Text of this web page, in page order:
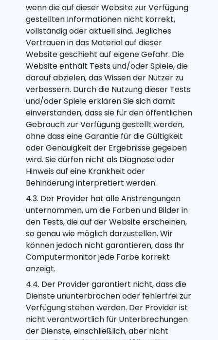
wenn die auf dieser Website zur Verfügung
gestellten Informationen nicht korrekt,
vollständig oder aktuell sind. Jegliches
Vertrauen in das Material auf dieser
Website geschieht auf eigene Gefahr. Die
Website enthält Tests und/oder Spiele, die
darauf abzielen, das Wissen der Nutzer zu
verbessern. Durch die Nutzung dieser Tests
und/oder Spiele erklären Sie sich damit
einverstanden, dass sie für den öffentlichen
Gebrauch zur Verfügung gestellt werden,
ohne dass eine Garantie für die Gültigkeit
oder Genauigkeit der Ergebnisse gegeben
wird. Sie dürfen nicht als Diagnose oder
Hinweis auf eine Krankheit oder
Behinderung interpretiert werden.
4.3. Der Provider hat alle Anstrengungen
unternommen, um die Farben und Bilder in
den Tests, die auf der Website erscheinen,
so genau wie möglich darzustellen. Wir
können jedoch nicht garantieren, dass Ihr
Computermonitor jede Farbe korrekt
anzeigt.
4.4. Der Provider garantiert nicht, dass die
Dienste ununterbrochen oder fehlerfrei zur
Verfügung stehen werden. Der Provider ist
nicht verantwortlich für Unterbrechungen
der Dienste, einschließlich, aber nicht